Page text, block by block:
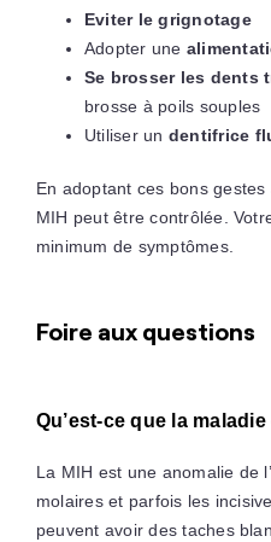
Eviter le grignotage
Adopter une
Se brosser les dents
brosse à poils souples
Utiliser un dentifrice
En adoptant ces bons
MIH peut être contrôlée.
minimum de symptômes.
Foire aux questions
Qu’est-ce que la maladie
La MIH est une anomalie de
molaires et parfois les
peuvent avoir des taches